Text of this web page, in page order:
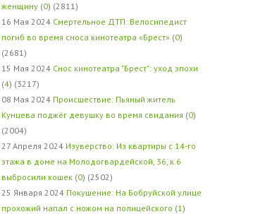
женщину (0) (2811)
16 Мая 2024 Смертельное ДТП: Велосипедист
погиб во время сноса кинотеатра «Брест» (0)
(2681)
15 Мая 2024 Снос кинотеатра "Брест": уход эпохи
(4) (3217)
08 Мая 2024 Происшествие: Пьяный житель
Кунцева поджёг девушку во время свидания (0)
(2004)
27 Апреля 2024 Изуверство: Из квартиры с 14-го
этажа в доме на Молодогвардейской, 36, к.6
выбросили кошек (0) (2502)
25 Января 2024 Покушение: На Бобруйской улице
прохожий напал с ножом на полицейского (1)